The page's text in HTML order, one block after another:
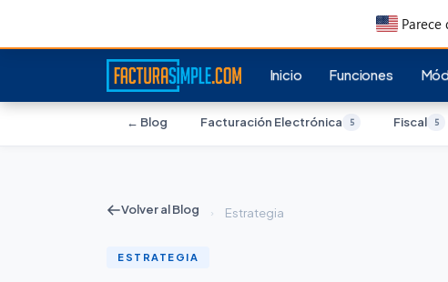
Parece
Inicio Funciones
← Blog Facturación Electrónica 5 Fiscal 5
Volver al Blog › Estrategia
ESTRATEGIA